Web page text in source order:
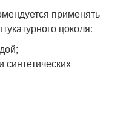
применять
цоколя: